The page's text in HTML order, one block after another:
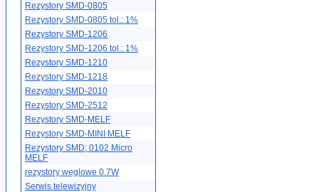
Rezystory SMD-0805
Rezystory SMD-0805 tol.: 1%
Rezystory SMD-1206
Rezystory SMD-1206 tol.: 1%
Rezystory SMD-1210
Rezystory SMD-1218
Rezystory SMD-2010
Rezystory SMD-2512
Rezystory SMD-MELF
Rezystory SMD-MINI MELF
Rezystory SMD; 0102 Micro
MELF
rezystory węglowe 0.7W
Serwis telewizyjny